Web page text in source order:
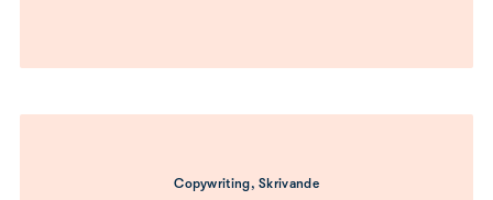
Copywriting, Skrivande